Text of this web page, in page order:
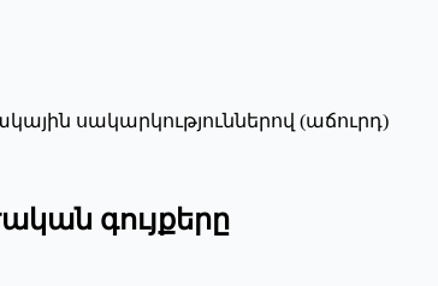
սակարկություններով (աճուրդ)
գույքերը